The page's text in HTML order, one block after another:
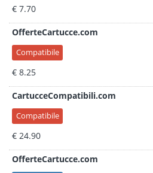
€ 7.70
OfferteCartucce.com
Compatibile
€ 8.25
CartucceCompatibili.com
Compatibile
€ 24.90
OfferteCartucce.com